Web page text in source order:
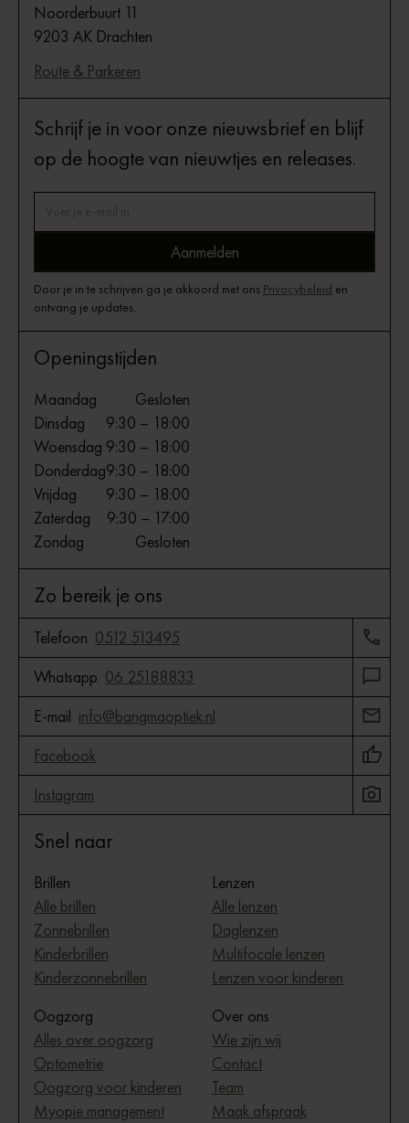
Noorderbuurt 11
9203 AK Drachten
Route & Parkeren
Schrijf je in voor onze nieuwsbrief en blijf
op de hoogte van nieuwtjes en releases.
Door je in te schrijven ga je akkoord met ons Privacybeleid en
ontvang je updates.
Openingstijden
Maandag
Gesloten
Dinsdag
9:30 – 18:00
Woensdag 9:30 – 18:00
Donderdag9:30 – 18:00
Vrijdag
9:30 – 18:00
Zaterdag
9:30 – 17:00
Zondag
Gesloten
Zo bereik je ons
Telefoon 0512 513495
Whatsapp 06 25188833
E-mail info@bangmaoptiek.nl
Facebook
Instagram
Snel naar
Brillen
Alle brillen
Zonnebrillen
Kinderbrillen
Kinderzonnebrillen
Lenzen
Alle lenzen
Daglenzen
Multifocale lenzen
Lenzen voor kinderen
Oogzorg
Alles over oogzorg
Optometrie
Oogzorg voor kinderen
Myopie management
Over ons
Wie zijn wij
Contact
Team
Maak afspraak